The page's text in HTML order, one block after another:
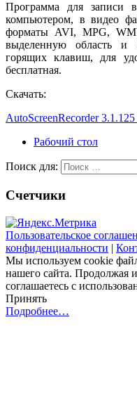
Программа для записи
компьютером, в видео
форматы AVI, MPG,
выделенную область и
горящих клавиш, для
бесплатная.
Скачать:
AutoScreenRecorder 3.1
Рабочий стол
Поиск для:
Счетчики
Пользовательское
конфиденциальности |
Мы используем cookie
нашего сайта. Продолжая
соглашаетесь с
Принять
Подробнее…